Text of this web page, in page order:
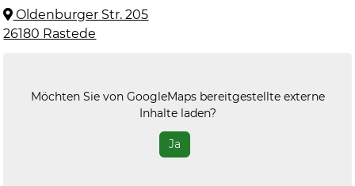
Oldenburger Str. 205
26180 Rastede
Möchten Sie von GoogleMapsbereitgestellte externe
Inhalte laden?
Ja